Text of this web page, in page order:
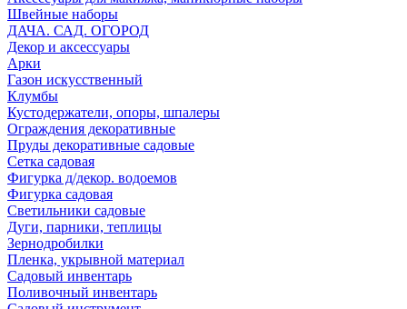
Швейные наборы
ДАЧА. САД. ОГОРОД
Декор и аксессуары
Арки
Газон искусственный
Клумбы
Кустодержатели, опоры, шпалеры
Ограждения декоративные
Пруды декоративные садовые
Сетка садовая
Фигурка д/декор. водоемов
Фигурка садовая
Светильники садовые
Дуги, парники, теплицы
Зернодробилки
Пленка, укрывной материал
Садовый инвентарь
Поливочный инвентарь